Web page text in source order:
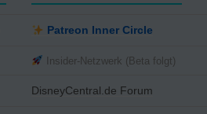
Patreon Inner Circle
Insider-Netzwerk (Beta folgt)
DisneyCentral.de Forum